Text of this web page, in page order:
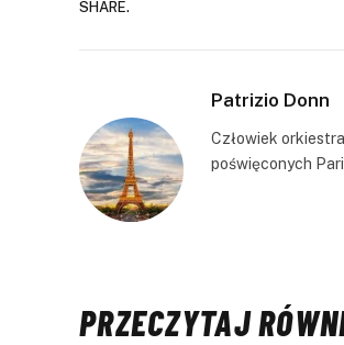
SHARE.
Patrizio Donn
Człowiek
poświęconych
PRZECZYTAJ